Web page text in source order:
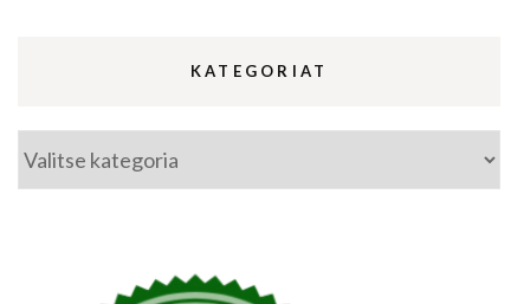
KATEGORIAT
Kategoriat